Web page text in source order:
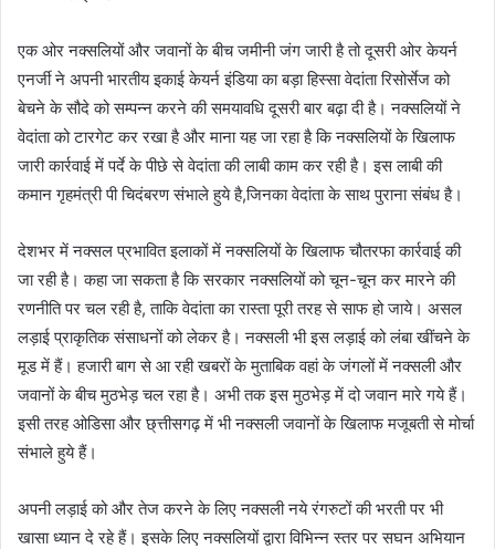
एक ओर नक्सलियों और जवानों के बीच जमीनी जंग जारी है तो दूसरी ओर केयर्न
एनर्जी ने अपनी भारतीय इकाई केयर्न इंडिया का बड़ा हिस्सा वेदांता रिसोर्सेज को
बेचने के सौदे को सम्पन्न करने की समयावधि दूसरी बार बढ़ा दी है। नक्सलियों ने
वेदांता को टारगेट कर रखा है और माना यह जा रहा है कि नक्सलियों के खिलाफ
जारी कार्रवाई में पर्दे के पीछे से वेदांता की लाबी काम कर रही है। इस लाबी की
कमान गृहमंत्री पी चिदंबरण संभाले हुये है,जिनका वेदांता के साथ पुराना संबंध है।
देशभर में नक्सल प्रभावित इलाकों में नक्सलियों के खिलाफ चौतरफा कार्रवाई की
जा रही है। कहा जा सकता है कि सरकार नक्सलियों को चून-चून कर मारने की
रणनीति पर चल रही है, ताकि वेदांता का रास्ता पूरी तरह से साफ हो जाये। असल
लड़ाई प्राकृतिक संसाधनों को लेकर है। नक्सली भी इस लड़ाई को लंबा खींचने के
मूड में हैं। हजारी बाग से आ रही खबरों के मुताबिक वहां के जंगलों में नक्सली और
जवानों के बीच मुठभेड़ चल रहा है। अभी तक इस मुठभेड़ में दो जवान मारे गये हैं।
इसी तरह ओडिसा और छ्त्तीसगढ़ में भी नक्सली जवानों के खिलाफ मजूबती से मोर्चा
संभाले हुये हैं।
अपनी लड़ाई को और तेज करने के लिए नक्सली नये रंगरुटों की भरती पर भी
खासा ध्यान दे रहे हैं। इसके लिए नक्सलियों द्वारा विभिन्न स्तर पर सघन अभियान